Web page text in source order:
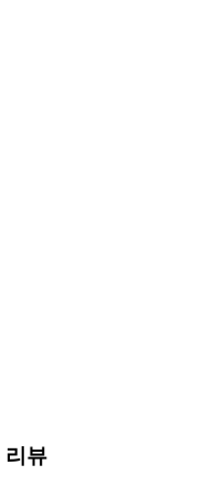
리뷰